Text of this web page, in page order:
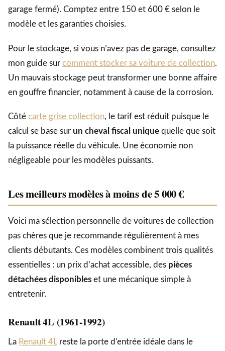
garage fermé). Comptez entre 150 et 600 € selon le
modèle et les garanties choisies.
Pour le stockage, si vous n’avez pas de garage, consultez
mon guide sur comment stocker sa voiture de collection.
Un mauvais stockage peut transformer une bonne affaire
en gouffre financier, notamment à cause de la corrosion.
Côté carte grise collection, le tarif est réduit puisque le
calcul se base sur un cheval fiscal unique quelle que soit
la puissance réelle du véhicule. Une économie non
négligeable pour les modèles puissants.
Les meilleurs modèles à moins de 5 000 €
Voici ma sélection personnelle de voitures de collection
pas chères que je recommande régulièrement à mes
clients débutants. Ces modèles combinent trois qualités
essentielles : un prix d’achat accessible, des pièces
détachées disponibles et une mécanique simple à
entretenir.
Renault 4L (1961-1992)
La Renault 4Lreste la porte d’entrée idéale dans le